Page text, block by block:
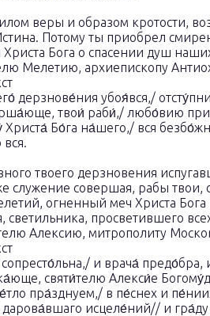
веры и образом кротости,
Потому ты приобрел
Бога о спасении душ
Мелетию, архиепископу
дерзнове́ния убоя́вся,/
твои́ раби́,/ любо́вию
Бо́га на́шего,/ вся
твоего дерзновения
служение совершая, рабы твои,
огненный меч Христа
светильника, просветившего
Алексию, митрополиту
и врача́
святи́телю Алекси́е
пра́зднуем,/ в пе́снех и
дарова́вшаго исцеле́ний// и